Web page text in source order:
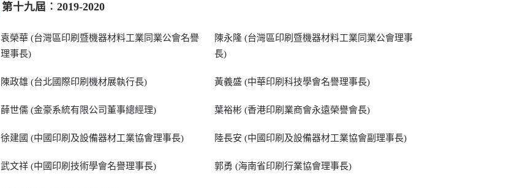
第十九屆︰2019-2020
袁榮華 (台灣區印刷暨機器材料工業同業公會名譽
理事長)
陳永隆 (台灣區印刷暨機器材料工業同業公會理事
長)
陳政雄 (台北國際印刷機材展執行長) 黃義盛 (中華印刷科技學會名譽理事長)
薛世儒 (金豪系統有限公司董事總經理) 葉裕彬 (香港印刷業商會永遠榮譽會長)
徐建國 (中國印刷及設備器材工業協會理事長) 陸長安 (中國印刷及設備器材工業協會副理事長)
武文祥 (中國印刷技術學會名譽理事長) 郭勇 (海南省印刷行業協會理事長)